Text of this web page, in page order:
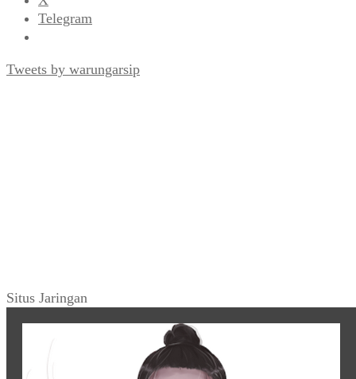
Telegram
Tweets by warungarsip
Situs Jaringan